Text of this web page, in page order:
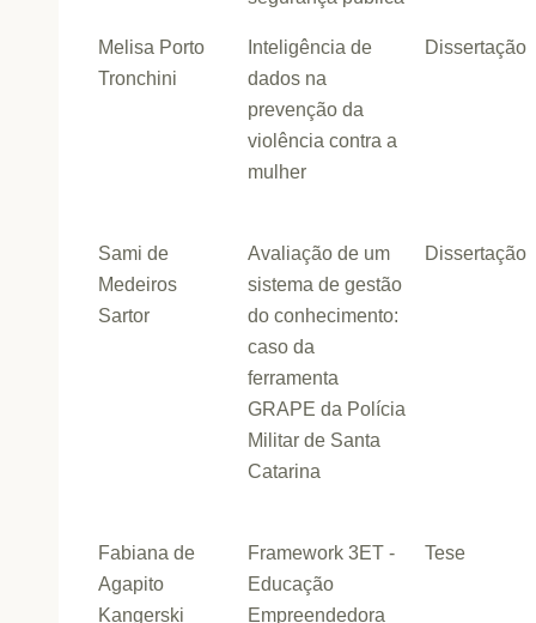
Melisa Porto
Tronchini
Inteligência de
dados na
prevenção da
violência contra a
mulher
Dissertação
Sami de
Medeiros
Sartor
Avaliação de um
sistema de gestão
do conhecimento:
caso da
ferramenta
GRAPE da Polícia
Militar de Santa
Catarina
Dissertação
Fabiana de
Agapito
Kangerski
Framework 3ET -
Educação
Empreendedora
Tese